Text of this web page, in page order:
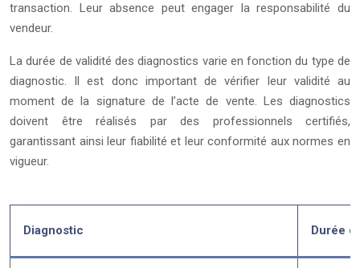
transaction. Leur absence peut engager la responsabilité du
vendeur.
La durée de validité des diagnostics varie en fonction du type de
diagnostic. Il est donc important de vérifier leur validité au
moment de la signature de l’acte de vente. Les diagnostics
doivent être réalisés par des professionnels certifiés,
garantissant ainsi leur fiabilité et leur conformité aux normes en
vigueur.
Diagnostic Durée